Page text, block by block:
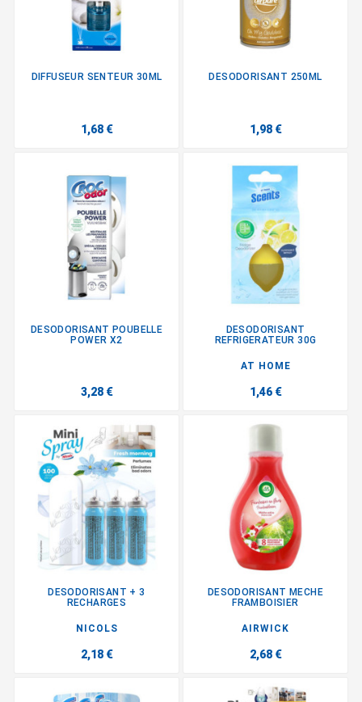
DIFFUSEUR SENTEUR 30ML
1,68 €
DESODORISANT 250ML
1,98 €
DESODORISANT POUBELLE
POWER X2
3,28 €
DESODORISANT
REFRIGERATEUR 30G
AT HOME
1,46 €
DESODORISANT + 3
RECHARGES
NICOLS
2,18 €
DESODORISANT MECHE
FRAMBOISIER
AIRWICK
2,68 €